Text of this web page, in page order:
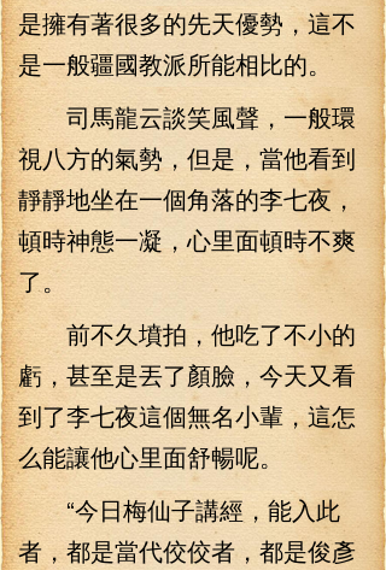
是擁有著很多的先天優勢，這不
是一般疆國教派所能相比的。
司馬龍云談笑風聲，一般環
視八方的氣勢，但是，當他看到
靜靜地坐在一個角落的李七夜，
頓時神態一凝，心里面頓時不爽
了。
前不久墳拍，他吃了不小的
虧，甚至是丟了顏臉，今天又看
到了李七夜這個無名小輩，這怎
么能讓他心里面舒暢呢。
“今日梅仙子講經，能入此
者，都是當代佼佼者，都是俊彥